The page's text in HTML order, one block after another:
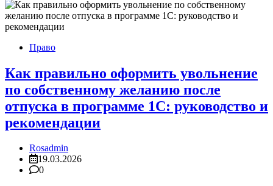
Право
Как правильно оформить увольнение
по собственному желанию после
отпуска в программе 1С: руководство и
рекомендации
Rosadmin
19.03.2026
0